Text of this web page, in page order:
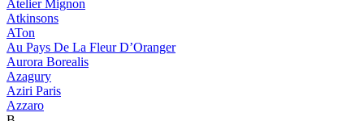
Atelier Mignon
Atkinsons
ATon
Au Pays De La Fleur D’Oranger
Aurora Borealis
Azagury
Aziri Paris
Azzaro